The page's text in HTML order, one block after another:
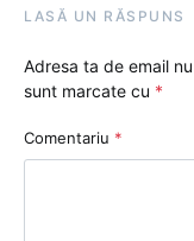
LASĂ UN RĂSPUNS
Adresa ta de email
sunt marcate cu *
Comentariu *